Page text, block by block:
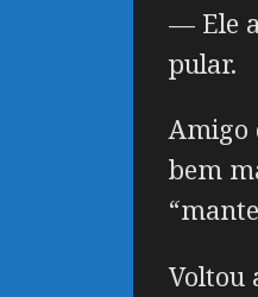
— Ele
pular.
Amigo
bem
Voltou